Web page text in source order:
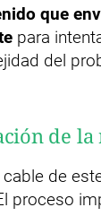
que
para
del
de la
de
proceso